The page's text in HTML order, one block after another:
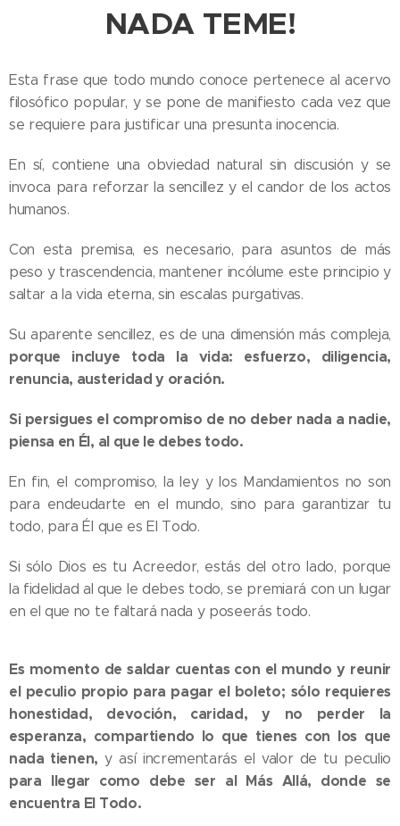
NADA TEME!
Esta frase que todo mundo conoce pertenece al acervo
filosófico popular, y se pone de manifiesto cada vez que
se requiere para justificar una presunta inocencia.
En sí, contiene una obviedad natural sin discusión y se
invoca para reforzar la sencillez y el candor de los actos
humanos.
Con esta premisa, es necesario, para asuntos de más
peso y trascendencia, mantener incólume este principio y
saltar a la vida eterna, sin escalas purgativas.
Su aparente sencillez, es de una dimensión más compleja,
porque incluye toda la vida: esfuerzo, diligencia,
renuncia, austeridad y oración.
Si persigues el compromiso de no deber nada a nadie,
piensa en Él, al que le debes todo.
En fin, el compromiso, la ley y los Mandamientos no son
para endeudarte en el mundo, sino para garantizar tu
todo, para Él que es El Todo.
Si sólo Dios es tu Acreedor, estás del otro lado, porque
la fidelidad al que le debes todo, se premiará con un lugar
en el que no te faltará nada y poseerás todo.
Es momento de saldar cuentas con el mundo y reunir
el peculio propio para pagar el boleto; sólo requieres
honestidad, devoción, caridad, y no perder la
esperanza, compartiendo lo que tienes con los que
nada tienen, y así incrementarás el valor de tu peculio
para llegar como debe ser al Más Allá, donde se
encuentra El Todo.